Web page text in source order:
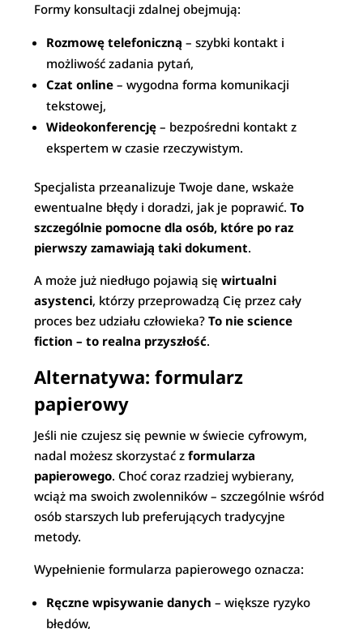
Formy konsultacji zdalnej obejmują:
Rozmowę telefoniczną – szybki kontakt i
możliwość zadania pytań,
Czat online – wygodna forma komunikacji
tekstowej,
Wideokonferencję – bezpośredni kontakt z
ekspertem w czasie rzeczywistym.
Specjalista przeanalizuje Twoje dane, wskaże
ewentualne błędy i doradzi, jak je poprawić.To
szczególnie pomocne dla osób, które po raz
pierwszy zamawiają taki dokument.
A może już niedługo pojawią sięwirtualni
asystenci, którzy przeprowadzą Cię przez cały
proces bez udziału człowieka?To nie science
fiction – to realna przyszłość.
Alternatywa: formularz
papierowy
Jeśli nie czujesz się pewnie w świecie cyfrowym,
nadal możesz skorzystać zformularza
papierowego. Choć coraz rzadziej wybierany,
wciąż ma swoich zwolenników – szczególnie wśród
osób starszych lub preferujących tradycyjne
metody.
Wypełnienie formularza papierowego oznacza:
Ręczne wpisywanie danych – większe ryzyko
błędów,